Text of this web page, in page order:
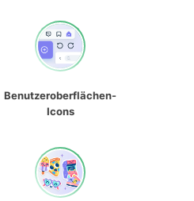
Benutzeroberflächen-
Icons